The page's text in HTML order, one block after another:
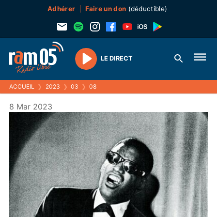
Adhérer Faire un don (déductible)
Play
LE DIRECT
ACCUEIL ❯ 2023 ❯ 03 ❯ 08
8 Mar 2023